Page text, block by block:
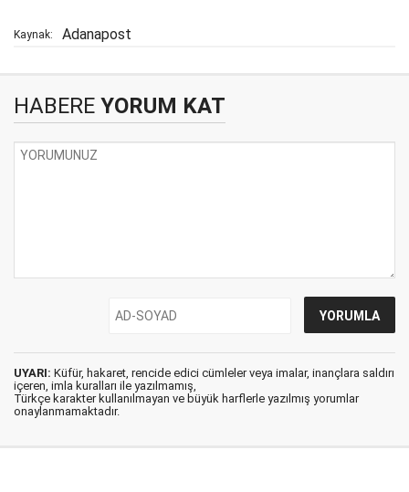
Kaynak: Adanapost
HABERE YORUM KAT
UYARI: Küfür, hakaret, rencide edici cümleler veya imalar, inançlara saldırı
içeren, imla kuralları ile yazılmamış,
Türkçe karakter kullanılmayan ve büyük harflerle yazılmış yorumlar
onaylanmamaktadır.